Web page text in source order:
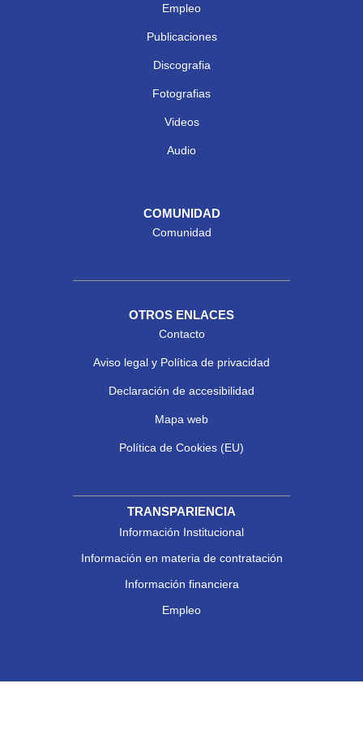
Empleo
Publicaciones
Discografia
Fotografias
Videos
Audio
COMUNIDAD
Comunidad
OTROS ENLACES
Contacto
Aviso legal y Política de privacidad
Declaración de accesibilidad
Mapa web
Política de Cookies (EU)
TRANSPARIENCIA
Información Institucional
Información en materia de contratación
Información financiera
Empleo